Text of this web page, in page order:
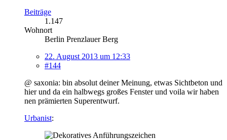
Beiträge
1.147
Wohnort
Berlin Prenzlauer Berg
22. August 2013 um 12:33
#144
@ saxonia: bin absolut deiner Meinung, etwas Sichtbeton und
hier und da ein halbwegs großes Fenster und voila wir haben
nen prämierten Superentwurf.
Urbanist: